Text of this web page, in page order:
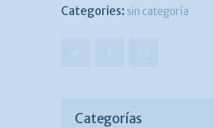
Categories: sin categoría
Categorías